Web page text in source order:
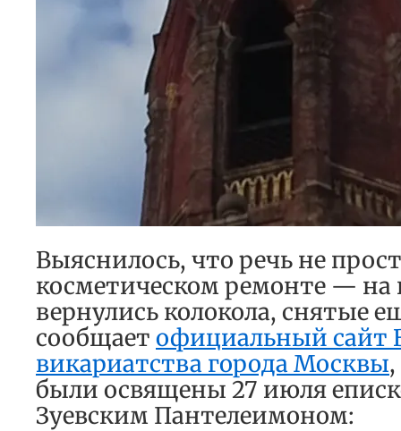
Выяснилось, что речь не
косметическом ремонте — на
вернулись колокола, снятые
сообщает официальный сайт
викариатства города Москвы
были освящены 27 июля
Зуевским Пантелеимоном: